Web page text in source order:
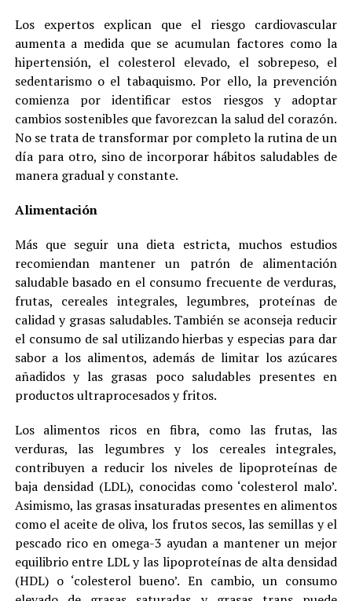
Los expertos explican que el riesgo cardiovascular
aumenta a medida que se acumulan factores como la
hipertensión, el colesterol elevado, el sobrepeso, el
sedentarismo o el tabaquismo. Por ello, la prevención
comienza por identificar estos riesgos y adoptar
cambios sostenibles que favorezcan la salud del corazón.
No se trata de transformar por completo la rutina de un
día para otro, sino de incorporar hábitos saludables de
manera gradual y constante.
Alimentación
Más que seguir una dieta estricta, muchos estudios
recomiendan mantener un patrón de alimentación
saludable basado en el consumo frecuente de verduras,
frutas, cereales integrales, legumbres, proteínas de
calidad y grasas saludables. También se aconseja reducir
el consumo de sal utilizando hierbas y especias para dar
sabor a los alimentos, además de limitar los azúcares
añadidos y las grasas poco saludables presentes en
productos ultraprocesados y fritos.
Los alimentos ricos en fibra, como las frutas, las
verduras, las legumbres y los cereales integrales,
contribuyen a reducir los niveles de lipoproteínas de
baja densidad (LDL), conocidas como ‘colesterol malo’.
Asimismo, las grasas insaturadas presentes en alimentos
como el aceite de oliva, los frutos secos, las semillas y el
pescado rico en omega-3 ayudan a mantener un mejor
equilibrio entre LDL y las lipoproteínas de alta densidad
(HDL) o ‘colesterol bueno’. En cambio, un consumo